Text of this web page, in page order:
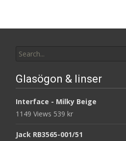
for:
Glasögon & linser
Interface - Milky Beige
1149 Views 539 kr
Jack RB3565-001/51